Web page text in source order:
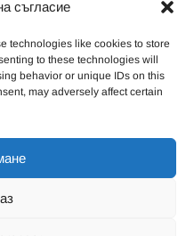
съгласие
technologies like cookies to store
to these technologies will
behavior or unique IDs on this
may adversely affect certain